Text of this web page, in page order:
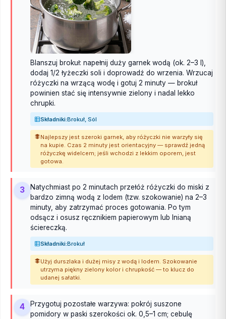
Blanszuj brokuł: napełnij duży garnek wodą (ok. 2–3 l),
dodaj 1/2 łyżeczki soli i doprowadź do wrzenia. Wrzucaj
różyczki na wrzącą wodę i gotuj 2 minuty — brokuł
powinien stać się intensywnie zielony i nadal lekko
chrupki.
Składniki:Brokuł, Sól
Najlepszy jest szeroki garnek, aby różyczki nie warzyły się
na kupie. Czas 2 minuty jest orientacyjny — sprawdź jedną
różyczkę widelcem; jeśli wchodzi z lekkim oporem, jest
gotowa.
3
Natychmiast po 2 minutach przełóż różyczki do miski z
bardzo zimną wodą z lodem (tzw. szokowanie) na 2–3
minuty, aby zatrzymać proces gotowania. Po tym
odsącz i osusz ręcznikiem papierowym lub lnianą
ściereczką.
Składniki:Brokuł
Użyj durszlaka i dużej misy z wodą i lodem. Szokowanie
utrzyma piękny zielony kolor i chrupkość — to klucz do
udanej sałatki.
4
Przygotuj pozostałe warzywa: pokrój suszone
pomidory w paski szerokości ok. 0,5–1 cm; cebulę